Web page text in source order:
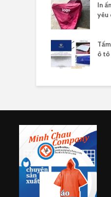
In
yêu
ô tô